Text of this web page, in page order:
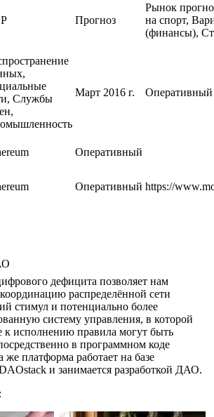
Прогноз
Рынок
на спорт,
(финансы),
Службы
Март 2016 г. Оперативный
Оперативный
Оперативный https://
дефицита позволяет нам
распределённой сети
стимул и потенциально более
систему управления, в которой
к исполнению правила могут быть
в программном коде
же платформа работает на базе
и занимается разработкой ДАО.